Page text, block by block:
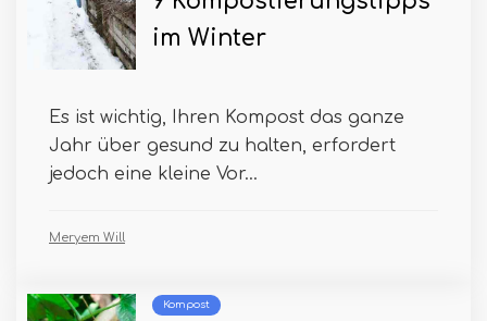
im Winter
Es ist wichtig, Ihren Kompost das ganze
Jahr über gesund zu halten, erfordert
jedoch eine kleine Vor...
Meryem Will
Kompost